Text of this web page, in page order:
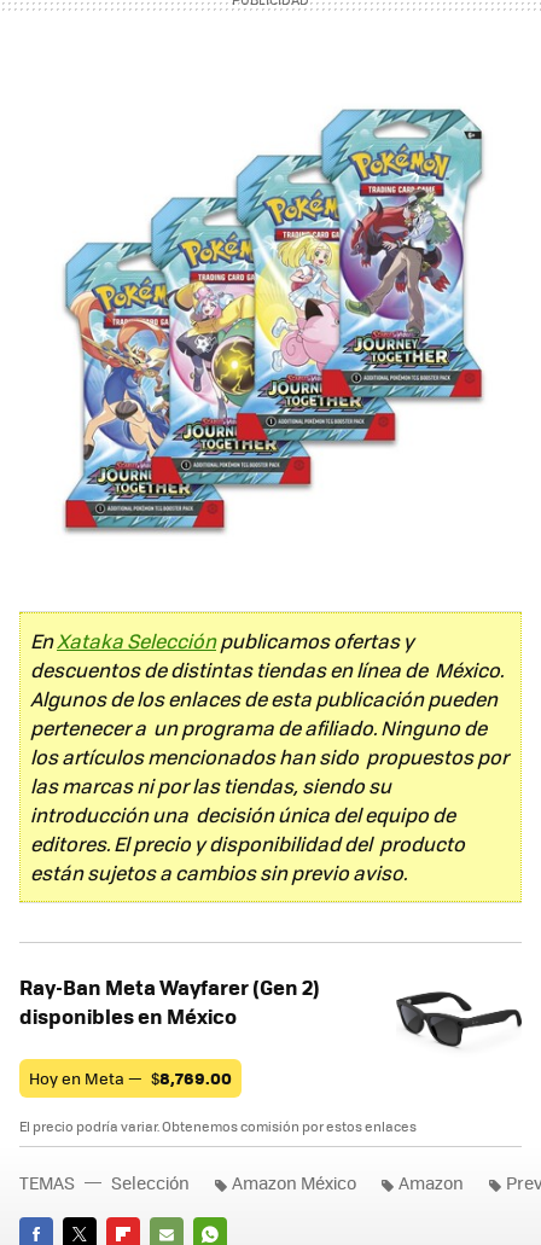
EnXataka Selecciónpublicamos ofertas y
descuentos de distintas tiendas en línea de México.
Algunos de los enlaces de esta publicación pueden
pertenecer a un programa de afiliado. Ninguno de
los artículos mencionados han sido propuestos por
las marcas ni por las tiendas, siendo su
introducción una decisión única del equipo de
editores. El precio y disponibilidad del producto
están sujetos a cambios sin previo aviso.
Ray-Ban Meta Wayfarer (Gen 2)
disponibles en México
Hoy en Meta — $8,769.00
El precio podría variar. Obtenemos comisión por estos enlaces
TEMAS Selección Amazon México Amazon